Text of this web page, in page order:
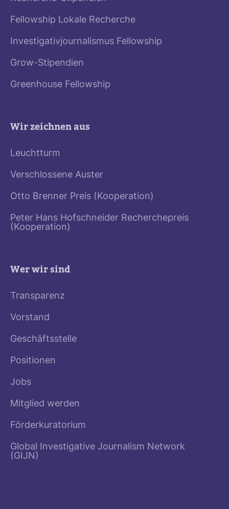
Fellowship Lokale Recherche
Investigativjournalismus Fellowship
Grow-Stipendien
Greenhouse Fellowship
Wir zeichnen aus
Leuchtturm
Verschlossene Auster
Otto Brenner Preis (Kooperation)
Peter Hans Hofschneider Recherchepreis
(Kooperation)
Wer wir sind
Transparenz
Vorstand
Geschäftsstelle
Positionen
Jobs
Mitglied werden
Förderkuratorium
Global Investigative Journalism Network
(GIJN)